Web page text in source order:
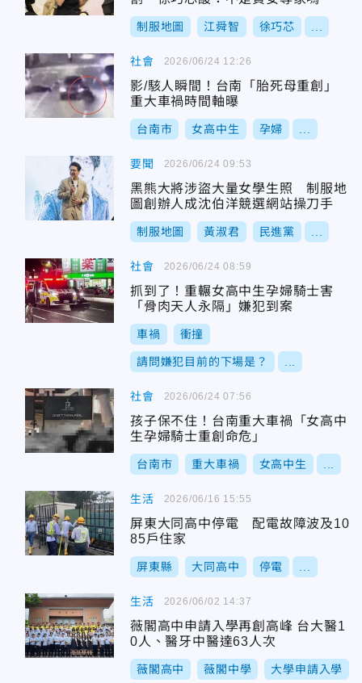
制服地圖 江舜智 徐巧芯
社會
影/駭人瞬間！台南「胎死母重創」
重大車禍時間軸曝
台南市 女高中生 孕婦
2026/06/24 12:26
要聞
黑熊大將涉盜大量女學生照 制服地
圖創辦人成沈伯洋競選網站操刀手
制服地圖 黃淑君 民進黨
2026/06/24 09:53
社會
抓到了！重輾女高中生孕婦騎士害
「骨肉天人永隔」嫌犯到案
車禍 衝撞
請問嫌犯目前的下場是？
2026/06/24 08:59
社會
孩子保不住！台南重大車禍「女高中
生孕婦騎士重創命危」
台南市 重大車禍 女高中生
2026/06/24 07:56
生活
屏東大同高中停電 配電故障波及10
85戶住家
屏東縣 大同高中 停電
2026/06/16 15:55
生活
薇閣高中申請入學再創高峰 台大醫1
0人、醫牙中醫達63人次
薇閣高中 薇閣中學 大學申請入學
2026/06/02 14:37